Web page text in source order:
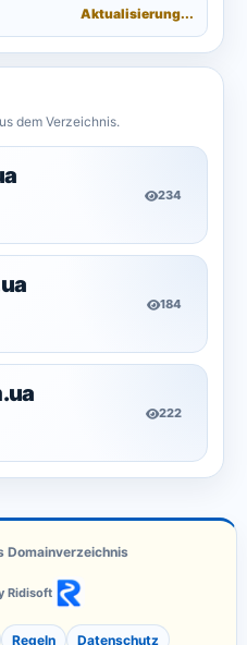
Aktualisierung...
dem Verzeichnis.
234
184
222
Domainverzeichnis
Ridisoft
Regeln Datenschutz